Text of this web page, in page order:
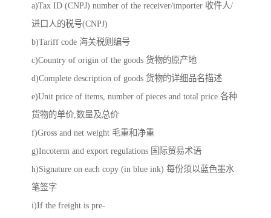
a)Tax ID (CNPJ) number of the receiver/importer 收件人/
进口人的税号(CNPJ)
b)Tariff code 海关税则编号
c)Country of origin of the goods 货物的原产地
d)Complete description of goods 货物的详细品名描述
e)Unit price of items, number of pieces and total price 各种
货物的单价,数量及总价
f)Gross and net weight 毛重和净重
g)Incoterm and export regulations 国际贸易术语
h)Signature on each copy (in blue ink) 每份须以蓝色墨水
笔签字
i)If the freight is pre-